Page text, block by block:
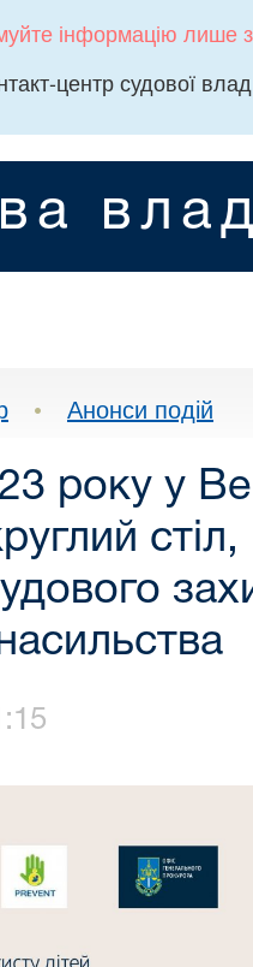
інформацію лише
центр судової
• Анонси подій
року у